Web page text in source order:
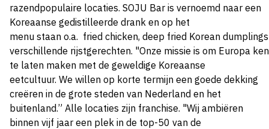
razendpopulaire locaties. SOJU Bar is vernoemd naar een
Koreaanse gedistilleerde drank en op het
menu staan o.a. fried chicken, deep fried Korean dumplings
verschillende rijstgerechten. "Onze missie is om Europa
te laten maken met de geweldige Koreaanse
eetcultuur. We willen op korte termijn een goede dekking
creëren in de grote steden van Nederland en het
buitenland.” Alle locaties zijn franchise. "Wij ambiëren
binnen vijf jaar een plek in de top-50 van de